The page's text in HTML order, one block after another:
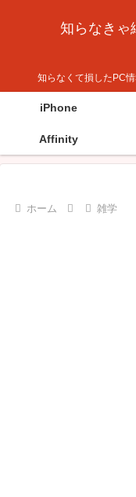
知らなきゃ
知らなくて損したPC
iPhone
Affinity
ホーム 雑学